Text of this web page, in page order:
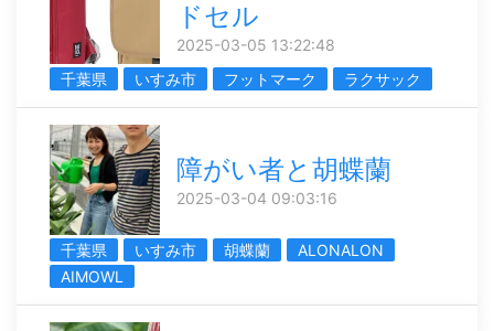
ドセル
2025-03-05 13:22:48
千葉県
いすみ市 フットマーク ラクサック
障がい者と胡蝶蘭
2025-03-04 09:03:16
千葉県 いすみ市 胡蝶蘭
ALONALON
AIMOWL